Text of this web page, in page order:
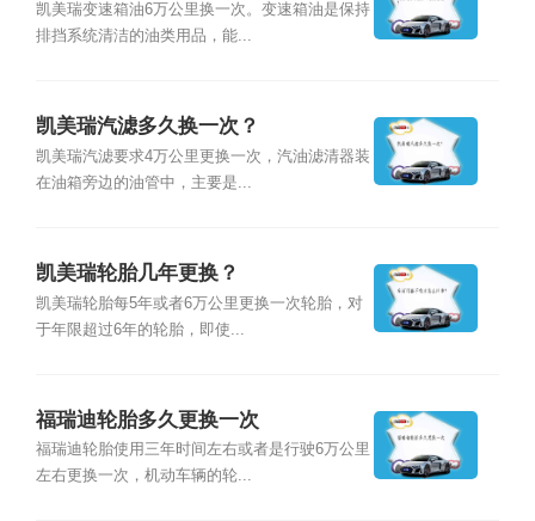
凯美瑞变速箱油6万公里换一次。变速箱油是保持
排挡系统清洁的油类用品，能...
凯美瑞汽滤多久换一次？
凯美瑞汽滤要求4万公里更换一次，汽油滤清器装
在油箱旁边的油管中，主要是...
凯美瑞轮胎几年更换？
凯美瑞轮胎每5年或者6万公里更换一次轮胎，对
于年限超过6年的轮胎，即使...
福瑞迪轮胎多久更换一次
福瑞迪轮胎使用三年时间左右或者是行驶6万公里
左右更换一次，机动车辆的轮...